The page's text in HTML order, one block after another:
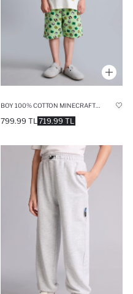
719.99 TL
799.99 TL